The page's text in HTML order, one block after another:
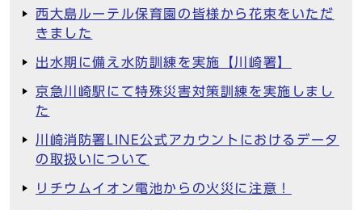
西大島ルーテル保育園の皆様から花束をいただ
きました
出水期に備え水防訓練を実施【川崎署】
京急川崎駅にて特殊災害対策訓練を実施しまし
た
川崎消防署LINE公式アカウントにおけるデータ
の取扱いについて
リチウムイオン電池からの火災に注意！